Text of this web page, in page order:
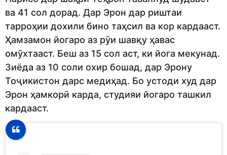
ва 41 сол дорад. Дар Эрон дар риштаи
тарроҳии дохили бино таҳсил ва кор кардааст.
Ҳамзамон йогаро аз рӯи шавқу ҳавас
омӯхтааст. Беш аз 15 сол аст, ки йога мекунад.
Зиёда аз 10 соли охир бошад, дар Эрону
Тоҷикистон дарс медиҳад. Бо устоди худ дар
Эрон ҳамкорӣ карда, студияи йогаро ташкил
кардааст.